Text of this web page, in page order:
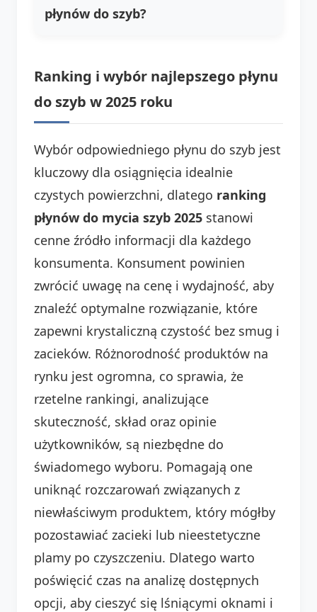
płynów do szyb?
Ranking i wybór najlepszego płynu
do szyb w 2025 roku
Wybór odpowiedniego płynu do szyb jest
kluczowy dla osiągnięcia idealnie
czystych powierzchni, dlatego ranking
płynów do mycia szyb 2025 stanowi
cenne źródło informacji dla każdego
konsumenta. Konsument powinien
zwrócić uwagę na cenę i wydajność, aby
znaleźć optymalne rozwiązanie, które
zapewni krystaliczną czystość bez smug i
zacieków. Różnorodność produktów na
rynku jest ogromna, co sprawia, że
rzetelne rankingi, analizujące
skuteczność, skład oraz opinie
użytkowników, są niezbędne do
świadomego wyboru. Pomagają one
uniknąć rozczarowań związanych z
niewłaściwym produktem, który mógłby
pozostawiać zacieki lub nieestetyczne
plamy po czyszczeniu. Dlatego warto
poświęcić czas na analizę dostępnych
opcji, aby cieszyć się lśniącymi oknami i